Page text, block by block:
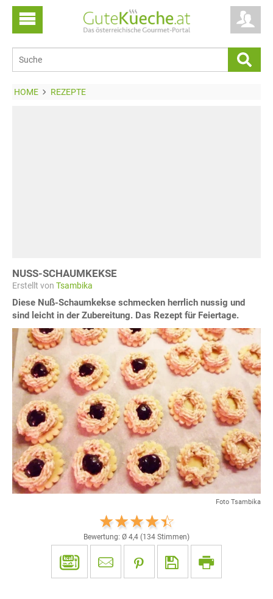
HOME REZEPTE
NUSS-SCHAUMKEKSE
Erstellt von Tsambika
Diese Nuß-Schaumkekse schmecken herrlich nussig und
sind leicht in der Zubereitung. Das Rezept für Feiertage.
Foto Tsambika
Bewertung: Ø 4,4 (134 Stimmen)